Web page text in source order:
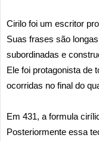
Cirilo foi um escritor
Suas frases são
subordinadas e
Ele foi protagonista de
ocorridas no final do
Em 431, a formula
Posteriormente essa